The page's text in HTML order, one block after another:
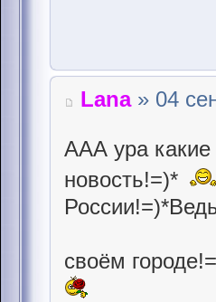
Lana» 04
ААА ура какие
новость!=)*
своём